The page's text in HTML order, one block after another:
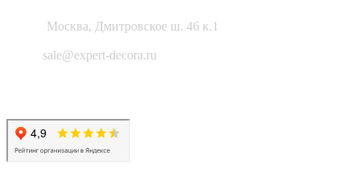
Москва, Дмитровское ш. 46 к.1
sale@expert-decora.ru